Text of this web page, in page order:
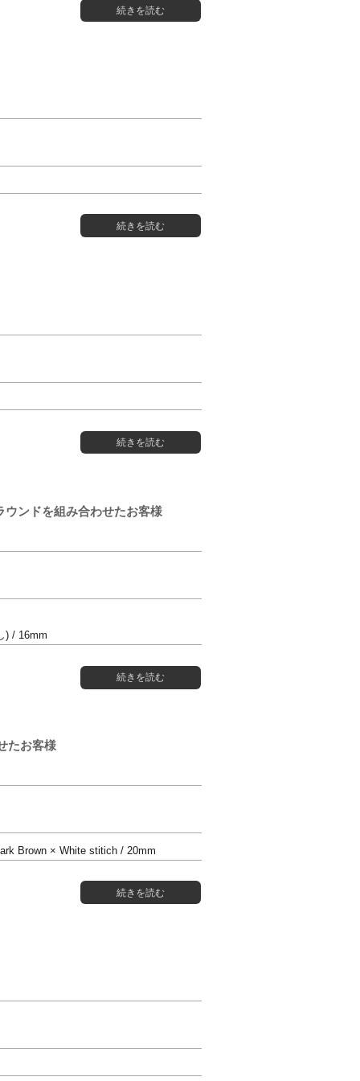
続きを読む
続きを読む
続きを読む
ンドを組み合わせたお客様
) / 16mm
続きを読む
たお客様
Brown × White stitich / 20mm
続きを読む